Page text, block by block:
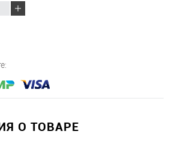
О ТОВАРЕ